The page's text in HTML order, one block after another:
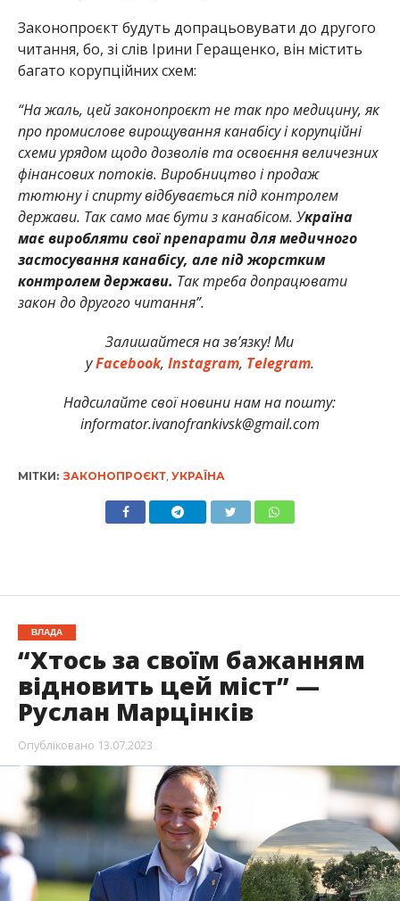
Законопроєкт будуть допрацьовувати до другого
читання, бо, зі слів Ірини Геращенко, він містить
багато корупційних схем:
“На жаль, цей законопроєкт не так про медицину, як
про промислове вирощування канабісу і корупційні
схеми урядом щодо дозволів та освоєння величезних
фінансових потоків. Виробництво і продаж
тютюну і спирту відбувається під контролем
держави. Так само має бути з канабісом. Україна
має виробляти свої препарати для медичного
застосування канабісу, але під жорстким
контролем держави. Так треба допрацювати
закон до другого читання”.
Залишайтеся на зв’язку! Ми
уFacebook, Instagram, Telegram.
Надсилайте свої новини нам на пошту:
informator.ivanofrankivsk@gmail.com
МІТКИ: ЗАКОНОПРОЄКТ, УКРАЇНА
ВЛАДА
“Хтось за своїм бажанням
відновить цей міст” —
Руслан Марцінків
Опубліковано 13.07.2023